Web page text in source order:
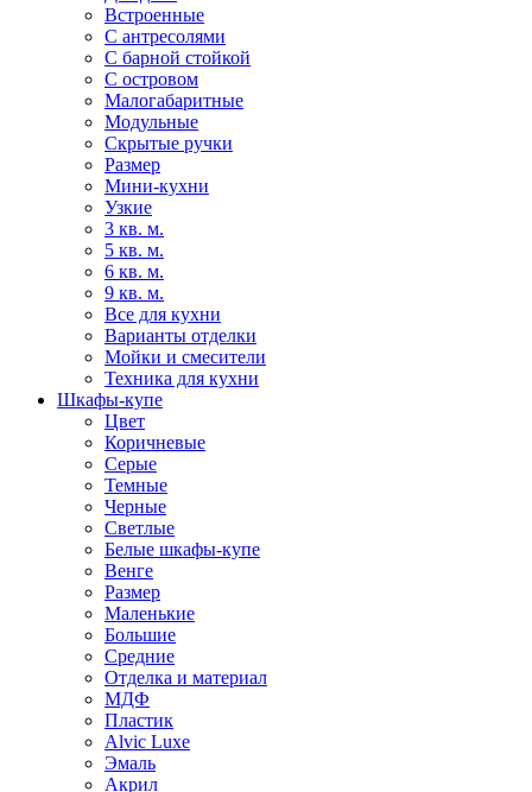
Встроенные
С антресолями
С барной стойкой
С островом
Малогабаритные
Модульные
Скрытые ручки
Размер
Мини-кухни
Узкие
3 кв. м.
5 кв. м.
6 кв. м.
9 кв. м.
Все для кухни
Варианты отделки
Мойки и смесители
Техника для кухни
Шкафы-купе
Цвет
Коричневые
Серые
Темные
Черные
Светлые
Белые шкафы-купе
Венге
Размер
Маленькие
Большие
Средние
Отделка и материал
МДФ
Пластик
Alvic Luxe
Эмаль
Акрил